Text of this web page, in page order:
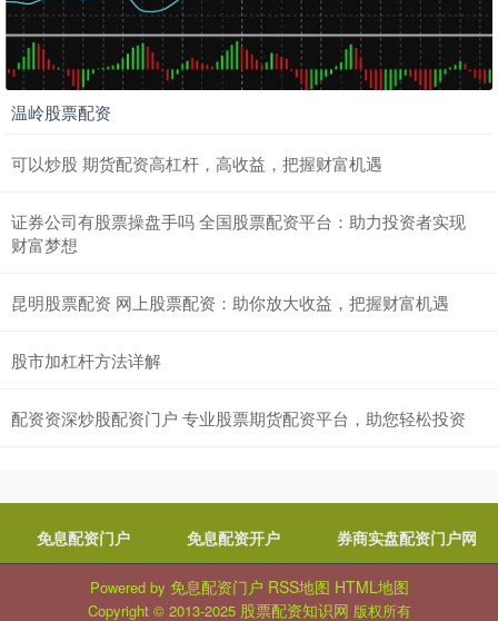
温岭股票配资
可以炒股 期货配资高杠杆，高收益，把握财富机遇
证券公司有股票操盘手吗 全国股票配资平台：助力投资者实现
财富梦想
昆明股票配资 网上股票配资：助你放大收益，把握财富机遇
股市加杠杆方法详解
配资资深炒股配资门户 专业股票期货配资平台，助您轻松投资
免息配资门户 免息配资开户 券商实盘配资门户网
Powered by 免息配资门户 RSS地图 HTML地图
Copyright © 2013-2025 股票配资知识网 版权所有